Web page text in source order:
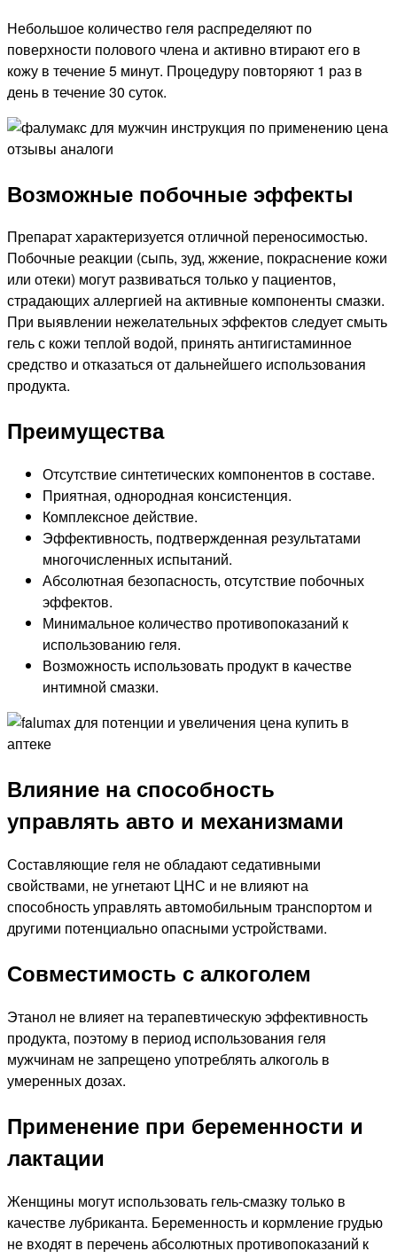
Небольшое количество геля распределяют по
поверхности полового члена и активно втирают его в
кожу в течение 5 минут. Процедуру повторяют 1 раз в
день в течение 30 суток.
Возможные побочные эффекты
Препарат характеризуется отличной переносимостью.
Побочные реакции (сыпь, зуд, жжение, покраснение кожи
или отеки) могут развиваться только у пациентов,
страдающих аллергией на активные компоненты смазки.
При выявлении нежелательных эффектов следует смыть
гель с кожи теплой водой, принять антигистаминное
средство и отказаться от дальнейшего использования
продукта.
Преимущества
Отсутствие синтетических компонентов в составе.
Приятная, однородная консистенция.
Комплексное действие.
Эффективность, подтвержденная результатами
многочисленных испытаний.
Абсолютная безопасность, отсутствие побочных
эффектов.
Минимальное количество противопоказаний к
использованию геля.
Возможность использовать продукт в качестве
интимной смазки.
Влияние на способность
управлять авто и механизмами
Составляющие геля не обладают седативными
свойствами, не угнетают ЦНС и не влияют на
способность управлять автомобильным транспортом и
другими потенциально опасными устройствами.
Совместимость с алкоголем
Этанол не влияет на терапевтическую эффективность
продукта, поэтому в период использования геля
мужчинам не запрещено употреблять алкоголь в
умеренных дозах.
Применение при беременности и
лактации
Женщины могут использовать гель-смазку только в
качестве лубриканта. Беременность и кормление грудью
не входят в перечень абсолютных противопоказаний к